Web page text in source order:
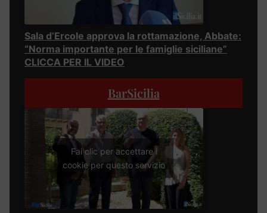
Sala d’Ercole approva la rottamazione, Abbate:
“Norma importante per le famiglie siciliane”
CLICCA PER IL VIDEO
BarSicilia
Fai clic per accettare i
cookie per questo servizio